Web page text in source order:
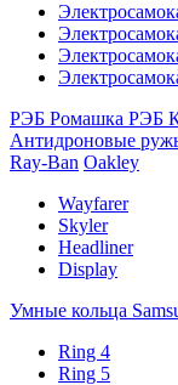
РЭБ Ромашка РЭБ
Антидроновые
Ray-Ban Oakley
Wayfarer
Skyler
Headliner
Display
Умные кольца
Ring 4
Ring 5